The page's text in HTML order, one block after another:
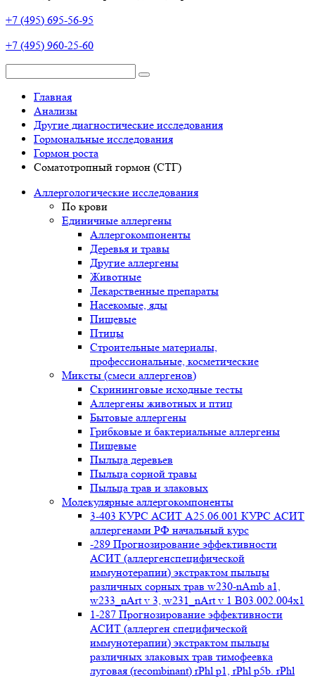
+7 (495) 695-56-95
+7 (495) 960-25-60
Главная
Анализы
Другие диагностические исследования
Гормональные исследования
Гормон роста
Соматотропный гормон (СТГ)
Аллергологические исследования
По крови
Единичные аллергены
Аллергокомпоненты
Деревья и травы
Другие аллергены
Животные
Лекарственные препараты
Насекомые, яды
Пищевые
Птицы
Строительные материалы,
профессиональные, косметические
Миксты (смеси аллергенов)
Cкрининговые исходные тесты
Аллергены животных и птиц
Бытовые аллергены
Грибковые и бактериальные аллергены
Пищевые
Пыльца деревьев
Пыльца сорной травы
Пыльца трав и злаковых
Молекулярные аллергокомпоненты
3-403 КУРС АСИТ А25.06.001 КУРС АСИТ
аллергенами РФ начальный курс
-289 Прогнозирование эффективности
АСИТ (аллергенспецифической
иммунотерапии) экстрактом пыльцы
различных сорных трав w230-nAmb a1,
w233_nArt v 3, w231_nArt v 1 В03.002.004x1
1-287 Прогнозирование эффективности
АСИТ (аллерген специфической
иммунотерапии) экстрактом пыльцы
различных злаковых трав тимофеевка
луговая (recombinant) rPhl p1, rPhl p5b. rPhl